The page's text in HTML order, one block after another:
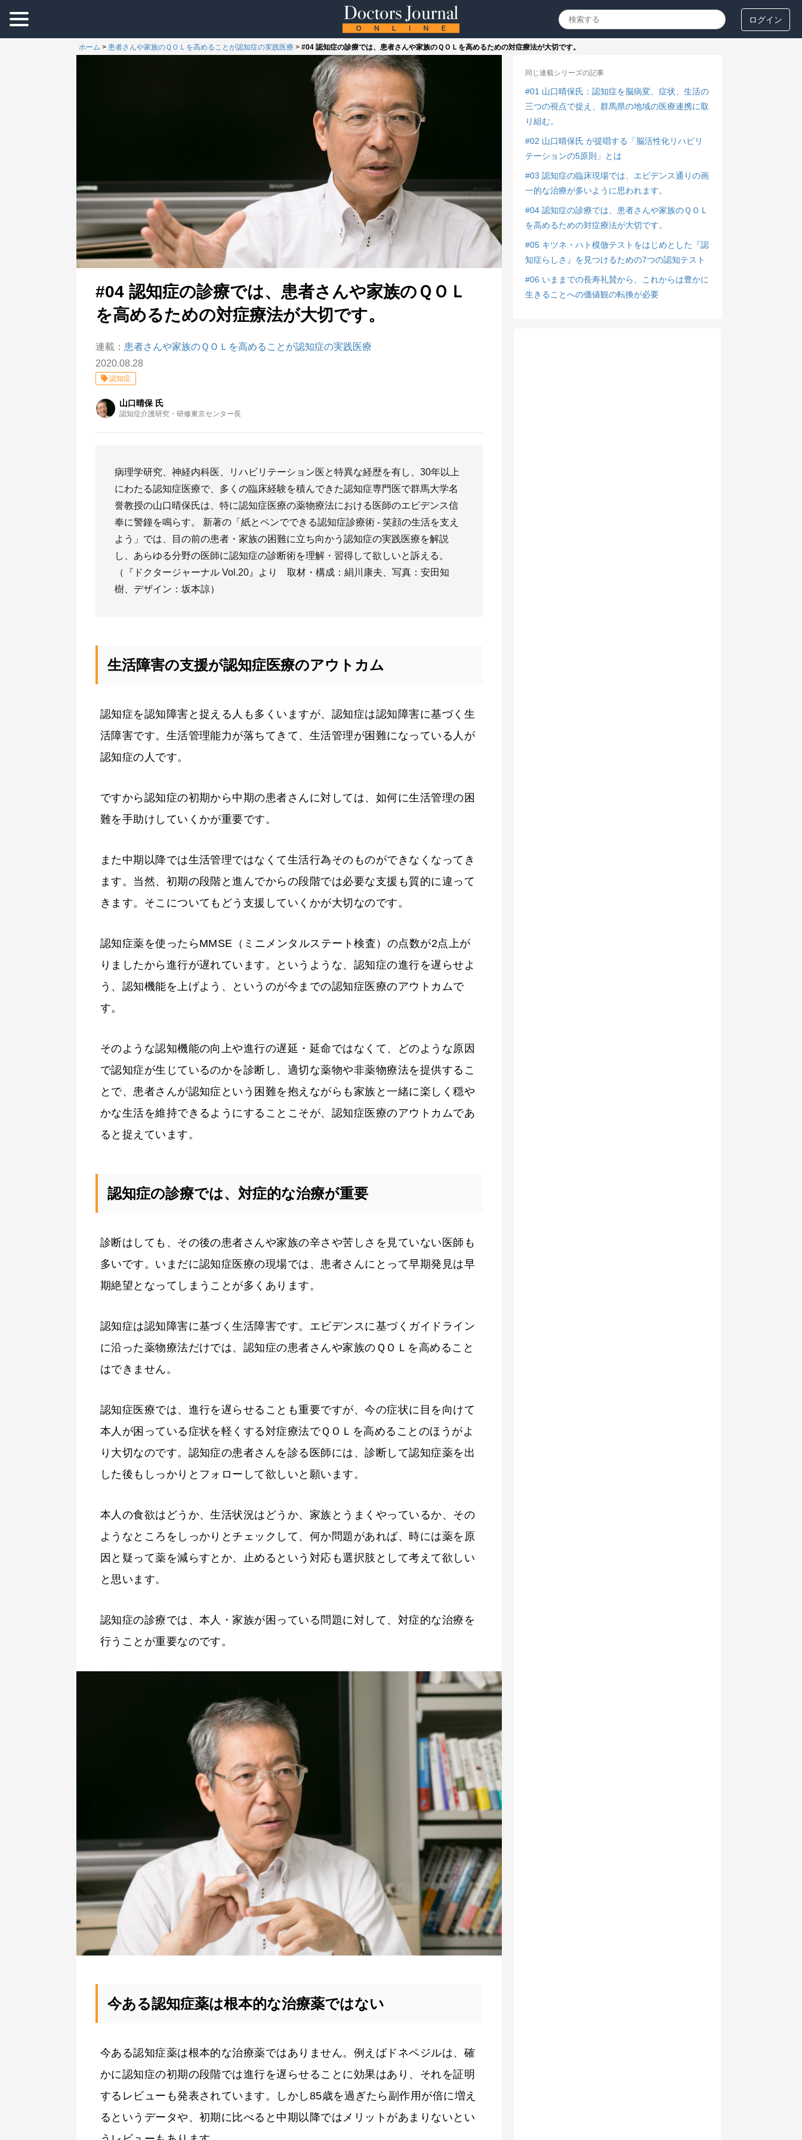
ログイン
ホーム > 患者さんや家族のＱＯＬを高めることが認知症の実践医療> #04 認知症の診療では、患者さんや家族のＱＯＬを高めるための対症療法が大切です。
#04 認知症の診療では、患者さんや家族のＱＯＬ
を高めるための対症療法が大切です。
連載： 患者さんや家族のＱＯＬを高めることが認知症の実践医療
2020.08.28
認知症
山口晴保 氏
認知症介護研究・研修東京センター長
病理学研究、神経内科医、リハビリテーション医と特異な経歴を有し、30年以上
にわたる認知症医療で、多くの臨床経験を積んできた認知症専門医で群馬大学名
誉教授の山口晴保氏は、特に認知症医療の薬物療法における医師のエビデンス信
奉に警鐘を鳴らす。 新著の「紙とペンでできる認知症診療術 - 笑顔の生活を支え
よう」では、目の前の患者・家族の困難に立ち向かう認知症の実践医療を解説
し、あらゆる分野の医師に認知症の診断術を理解・習得して欲しいと訴える。
（『ドクタージャーナル Vol.20』より 取材・構成：絹川康夫、写真：安田知
樹、デザイン：坂本諒）
生活障害の支援が認知症医療のアウトカム
認知症を認知障害と捉える人も多くいますが、認知症は認知障害に基づく生
活障害です。生活管理能力が落ちてきて、生活管理が困難になっている人が
認知症の人です。
ですから認知症の初期から中期の患者さんに対しては、如何に生活管理の困
難を手助けしていくかが重要です。
また中期以降では生活管理ではなくて生活行為そのものができなくなってき
ます。当然、初期の段階と進んでからの段階では必要な支援も質的に違って
きます。そこについてもどう支援していくかが大切なのです。
認知症薬を使ったらMMSE（ミニメンタルステート検査）の点数が2点上が
りましたから進行が遅れています。というような、認知症の進行を遅らせよ
う、認知機能を上げよう、というのが今までの認知症医療のアウトカムで
す。
そのような認知機能の向上や進行の遅延・延命ではなくて、どのような原因
で認知症が生じているのかを診断し、適切な薬物や非薬物療法を提供するこ
とで、患者さんが認知症という困難を抱えながらも家族と一緒に楽しく穏や
かな生活を維持できるようにすることこそが、認知症医療のアウトカムであ
ると捉えています。
認知症の診療では、対症的な治療が重要
診断はしても、その後の患者さんや家族の辛さや苦しさを見ていない医師も
多いです。いまだに認知症医療の現場では、患者さんにとって早期発見は早
期絶望となってしまうことが多くあります。
認知症は認知障害に基づく生活障害です。エビデンスに基づくガイドライン
に沿った薬物療法だけでは、認知症の患者さんや家族のＱＯＬを高めること
はできません。
認知症医療では、進行を遅らせることも重要ですが、今の症状に目を向けて
本人が困っている症状を軽くする対症療法でＱＯＬを高めることのほうがよ
り大切なのです。認知症の患者さんを診る医師には、診断して認知症薬を出
した後もしっかりとフォローして欲しいと願います。
本人の食欲はどうか、生活状況はどうか、家族とうまくやっているか、その
ようなところをしっかりとチェックして、何か問題があれば、時には薬を原
因と疑って薬を減らすとか、止めるという対応も選択肢として考えて欲しい
と思います。
認知症の診療では、本人・家族が困っている問題に対して、対症的な治療を
行うことが重要なのです。
今ある認知症薬は根本的な治療薬ではない
今ある認知症薬は根本的な治療薬ではありません。例えばドネペジルは、確
かに認知症の初期の段階では進行を遅らせることに効果はあり、それを証明
するレビューも発表されています。しかし85歳を過ぎたら副作用が倍に増え
るというデータや、初期に比べると中期以降ではメリットがあまりないとい
同じ連載シリーズの記事
#01 山口晴保氏：認知症を脳病変、症状、生活の
三つの視点で捉え、群馬県の地域の医療連携に取
り組む。
#02 山口晴保氏 が提唱する「脳活性化リハビリ
テーションの5原則」とは
#03 認知症の臨床現場では、エビデンス通りの画
一的な治療が多いように思われます。
#04 認知症の診療では、患者さんや家族のＱＯＬ
を高めるための対症療法が大切です。
#05 キツネ・ハト模倣テストをはじめとした『認
知症らしさ』を見つけるための7つの認知テスト
#06 いままでの長寿礼賛から、これからは豊かに
生きることへの価値観の転換が必要